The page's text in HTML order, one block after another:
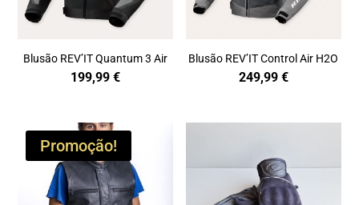
Blusão REV’IT Quantum 3 Air
199,99€
Blusão REV’IT Control Air H2O
249,99 €
Promoção!